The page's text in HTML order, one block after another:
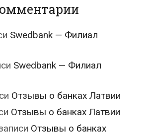
Swedbank — Филиал
Swedbank — Филиал
Отзывы о банках Латвии
Отзывы о банках Латвии
Отзывы о банках